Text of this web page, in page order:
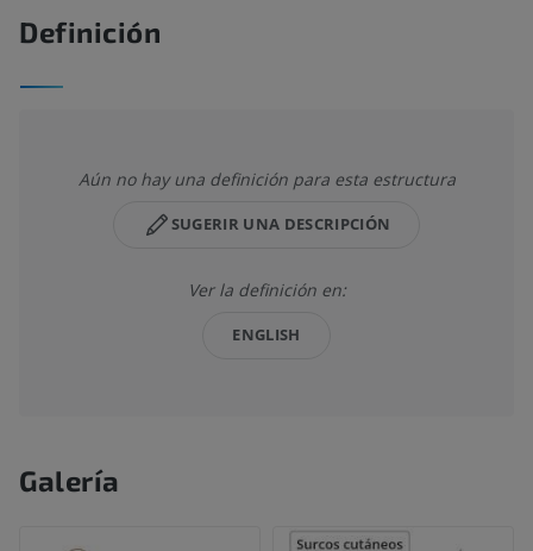
Definición
Aún no hay una definición para esta estructura
SUGERIR UNA DESCRIPCIÓN
Ver la definición en:
ENGLISH
Galería